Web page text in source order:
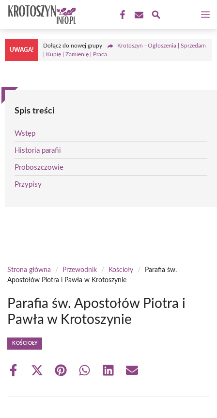
Przejdź
treści
UWAGA!
Dołącz do nowej grupy
Krotoszyn - Ogłoszenia | Sprzedam
| Kupię | Zamienię | Praca
Spis treści
Wstęp
Historia parafii
Proboszczowie
Przypisy
Strona główna / Przewodnik / Kościoły /
Parafia św.
Apostołów Piotra i Pawła w Krotoszynie
Parafia św. Apostołów Piotra i
Pawła w Krotoszynie
KOŚCIOŁY
Share
Share
(Twitter)
Share Share Share Share